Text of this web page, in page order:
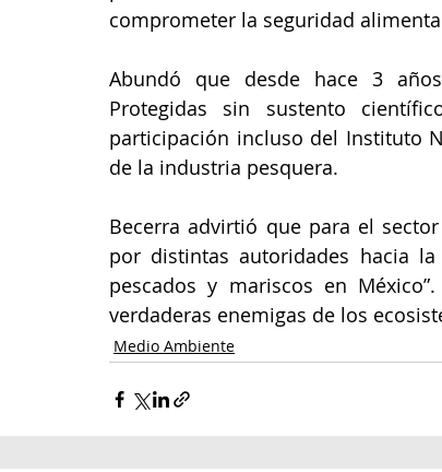
comprometer la seguridad
Abundó que desde hace 3
Protegidas sin sustento
participación incluso del Instituto
de la industria pesquera.
Becerra advirtió que para el
por distintas autoridades hacia
pescados y mariscos en
verdaderas enemigas de los
Medio Ambiente